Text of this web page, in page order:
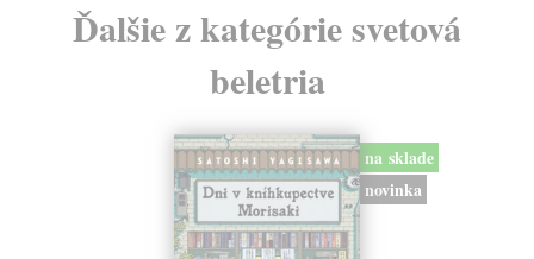
Ďalšie z kategórie svetová
beletria
na sklade
novinka